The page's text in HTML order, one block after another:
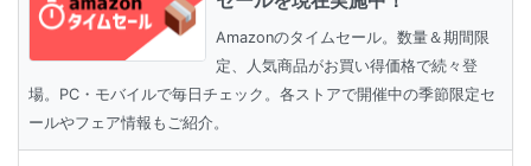
Amazonのタイムセール。数量＆期間限
定、人気商品がお買い得価格で続々登
場。PC・モバイルで毎日チェック。各ストアで開催中の季節限定セ
ールやフェア情報もご紹介。